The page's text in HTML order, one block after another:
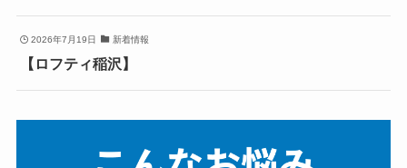
2026年7月19日 新着情報
【ロフティ稲沢】